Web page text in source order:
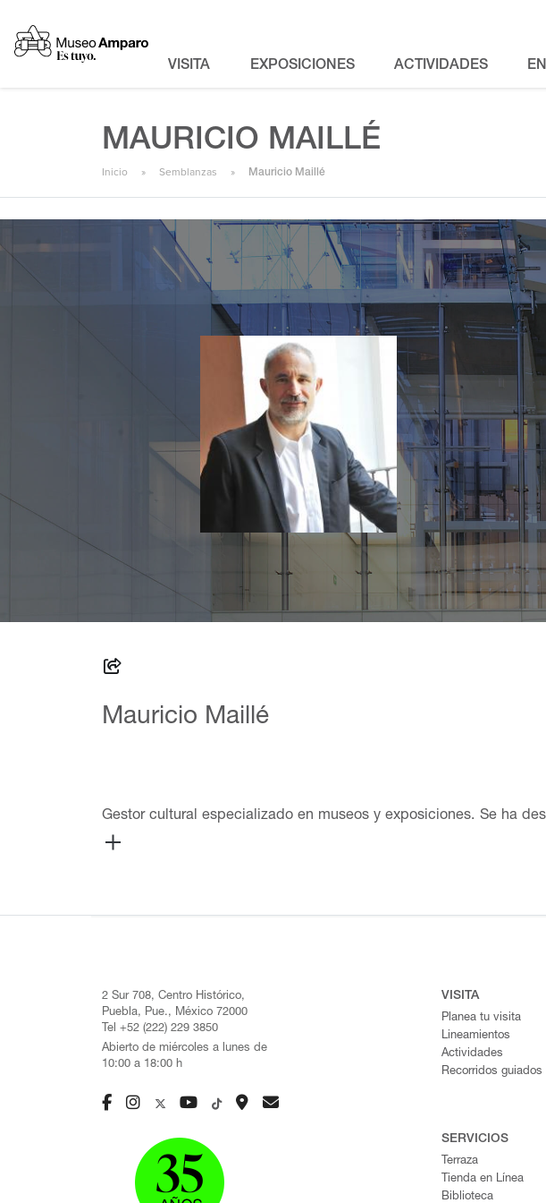
VISITA EXPOSICIONES ACTIVIDADES
MAURICIO MAILLÉ
Inicio Semblanzas Mauricio Maillé
Mauricio Maillé
Gestor cultural especializado en museos y exposiciones. Se ha
de arte y diseño museográfico. Director de Artes Visuales de
2 Sur 708, Centro Histórico,
Puebla, Pue., México 72000
Tel +52 (222) 229 3850
Abierto de miércoles a lunes de
10:00 a 18:00 h
VISITA
Planea tu visita
Lineamientos
Actividades
Recorridos guiados
SERVICIOS
Terraza
Tienda en Línea
Biblioteca